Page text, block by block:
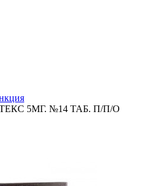
5МГ. №14 ТАБ. П/П/О